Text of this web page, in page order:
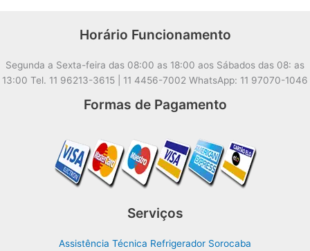
Horário Funcionamento
Segunda a Sexta-feira das 08:00 as 18:00 aos Sábados das 08: as
13:00 Tel. 11 96213-3615 | 11 4456-7002 WhatsApp: 11 97070-1046
Formas de Pagamento
Serviços
Assistência Técnica Refrigerador Sorocaba